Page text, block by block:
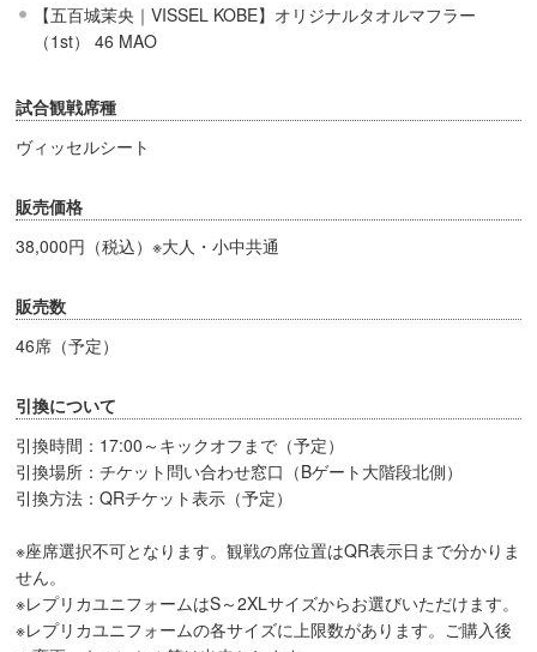
【五百城茉央｜VISSEL KOBE】オリジナルタオルマフラー
（1st） 46 MAO
試合観戦席種
ヴィッセルシート
販売価格
38,000円（税込）※大人・小中共通
販売数
46席（予定）
引換について
引換時間：17:00～キックオフまで（予定）
引換場所：チケット問い合わせ窓口（Bゲート大階段北側）
引換方法：QRチケット表示（予定）
※座席選択不可となります。観戦の席位置はQR表示日まで分かりま
せん。
※レプリカユニフォームはS～2XLサイズからお選びいただけます。
※レプリカユニフォームの各サイズに上限数があります。ご購入後